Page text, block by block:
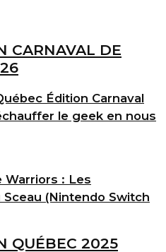
Édition Carnaval
le geek en nous
Warriors : Les
(Nintendo Switch